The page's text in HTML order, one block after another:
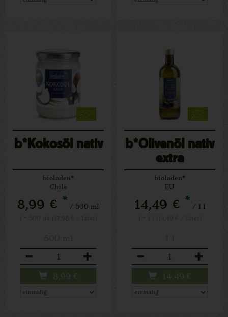
b*Kokosöl nativ
bioladen*
Chile
8,99 € * / 500 ml
8,99 €
b*Olivenöl nativ
extra
bioladen*
EU
14,49 € * / 1 l
14,49 €